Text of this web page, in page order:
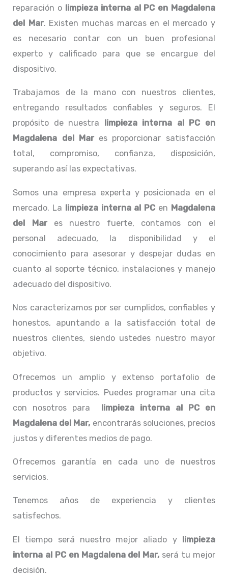
reparación o limpieza interna al PC en Magdalena
del Mar. Existen muchas marcas en el mercado y
es necesario contar con un buen profesional
experto y calificado para que se encargue del
dispositivo.
Trabajamos de la mano con nuestros clientes,
entregando resultados confiables y seguros. El
propósito de nuestra
limpieza interna al PC en
Magdalena del Mares proporcionar satisfacción
total, compromiso, confianza, disposición,
superando así las expectativas.
Somos una empresa experta y posicionada en el
mercado. La limpieza interna al PC en Magdalena
del Mares nuestro fuerte, contamos con el
personal adecuado, la disponibilidad y el
conocimiento para asesorar y despejar dudas en
cuanto al soporte técnico, instalaciones y manejo
adecuado del dispositivo.
Nos caracterizamos por ser cumplidos, confiables y
honestos, apuntando a la satisfacción total de
nuestros clientes, siendo ustedes nuestro mayor
objetivo.
Ofrecemos un amplio y extenso portafolio de
productos y servicios. Puedes programar una cita
con nosotros para limpieza interna al PCen
Magdalena del Mar, encontrarás soluciones, precios
justos y diferentes medios de pago.
Ofrecemos garantía en cada uno de nuestros
servicios.
Tenemos años de experiencia y clientes
satisfechos.
El tiempo será nuestro mejor aliado y limpieza
interna al PCen Magdalena del Mar, será tu mejor
decisión.